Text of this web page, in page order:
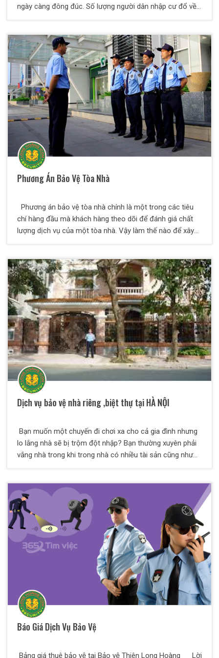
ngày càng đông đúc. Số lượng người dân nhập cư đổ về
gây ra sự bất hòa giữa một số tầng lớp người dân. Tỉ lệ
tội phạm vì thế cũng tăng mạnh. Mà con trẻ lại là những
đối tượng dễ bị bắt hại, xâm phạm nhất. Mà hầu hết các
phụ huynh, cha mẹ thì cũng tất bật với công ăn việc làm
kiếm tiền. Không có thời gian để đi chơi cùng, đưa đón và
bảo vệ an toàn cho chúng. Họ thường quá tập trung
vào việc kiếm tiền mà không có thời gian quan tâm quán
xuyến con cái. Không có nhiều thời gian để đưa đón con
em mình đi học. Đôi khi phải nghỉ làm hoặc phó thác vào
người giúp việc tuyển ở trung tâm giới thiệu việc làm hoặc
nhờ xe hơi hay xe taxi, xe ôm…. Trong khi những người này
liệu họ là người đủ năng lực hành vi, bảo đảm an toàn
cho chính mình ? Liệu rằng việc giao con cho họ liệu có
Phương Án Bảo Vệ Tòa Nhà
Phương án bảo vệ tòa nhà chính là một trong các tiêu
chí hàng đầu mà khách hàng theo dõi để đánh giá chất
lượng dịch vụ của một tòa nhà. Vậy làm thế nào để xây
nhé!
Dịch vụ bảo vệ nhà riêng ,biệt thự tại HÀ NỘI
Bạn muốn một chuyến đi chơi xa cho cả gia đình nhưng
lo lắng nhà sẽ bị trộm đột nhập? Bạn thường xuyên phải
vắng nhà trong khi trong nhà có nhiều tài sản cũng như
riêng, biệt thự của Thiên Long Hoàng.Với nhiều năm kinh
nghiệm trong công tác bảo vệ an ninh ,an toàn cho tất cả
mọi đối tượng . Công ty TNHH Dịch vụ bảo vệ Thiên Long
Hoàng sẽ giải quyết nỗi lo cho bạn
Báo Giá Dịch Vụ Bảo Vệ
Bảng giá thuê bảo vệ tại Bảo vệ Thiên Long Hoàng Lời